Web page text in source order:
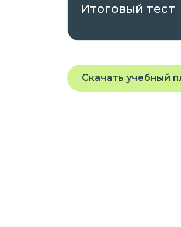
На платформе
квалификацию.
Курс разработан
Итоговый тест
Скачать учебный